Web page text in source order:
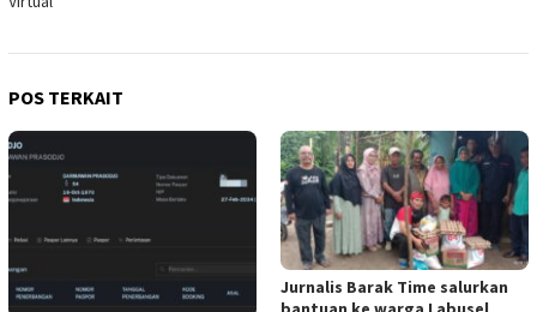
POS TERKAIT
Jurnalis Barak Time salurkan